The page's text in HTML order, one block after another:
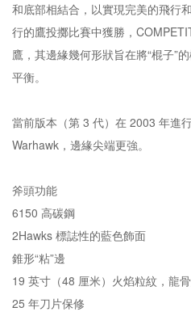
和底部相結合，以實現完美的飛行
行的鷹投擲比賽中獲勝，
鷹，其邊緣幾何形狀旨在將“棍子”
平衡。
當前版本（第 3 代）在 2003 年進
Warhawk，邊緣尖端更強。
斧頭功能
6150 高碳鋼
2Hawks 標誌性的藍色飾面
錐形“粘”邊
19 英寸（48 厘米）火焰粒紋，龍
25 年刀片保修